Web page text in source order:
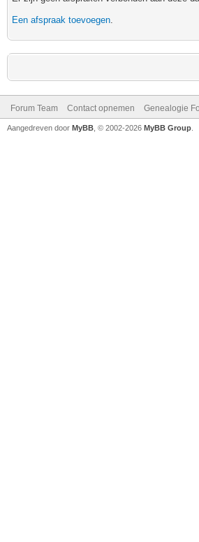
Een afspraak toevoegen.
Forum Team Contact opnemen Genealogie
Aangedreven door MyBB , © 2002-2026 MyBB Group